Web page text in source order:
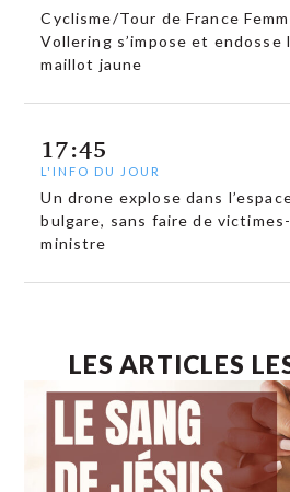
Cyclisme/Tour de France
Vollering s’impose et endosse
maillot jaune
17:45
L'INFO DU JOUR
Un drone explose dans
bulgare, sans faire de
ministre
LES ARTICLES